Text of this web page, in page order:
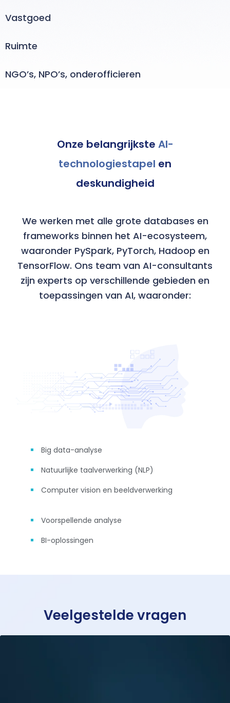
Vastgoed
Ruimte
NGO’s, NPO’s, onderofficieren
Onze belangrijkste AI-
technologiestapel en
deskundigheid
We werken met alle grote databases en
frameworks binnen het AI-ecosysteem,
waaronder PySpark, PyTorch, Hadoop en
TensorFlow. Ons team van AI-consultants
zijn experts op verschillende gebieden en
toepassingen van AI, waaronder:
Big data-analyse
Natuurlijke taalverwerking (NLP)
Computer vision en beeldverwerking
Voorspellende analyse
BI-oplossingen
Veelgestelde vragen